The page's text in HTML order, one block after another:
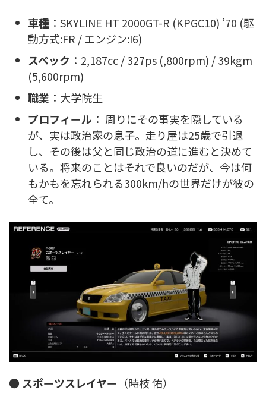
車種 ：SKYLINE HT 2000GT-R (KPGC10) ’70 (駆
動方式:FR / エンジン:I6)
スペック ：2,187cc / 327ps (,800rpm) / 39kgm
(5,600rpm)
職業 ：大学院生
プロフィール ： 周りにその事実を隠している
が、実は政治家の息子。走り屋は25歳で引退
し、その後は父と同じ政治の道に進むと決めて
いる。将来のことはそれで良いのだが、今は何
もかもを忘れられる300km/hの世界だけが彼の
全て。
● スポーツスレイヤー （時枝 佑）